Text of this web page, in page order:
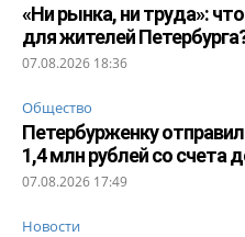
«Ни рынка, ни труда»:
для жителей
07.08.2026 18:36
Общество
Петербурженку
1,4 млн рублей со счета
07.08.2026 17:49
Новости